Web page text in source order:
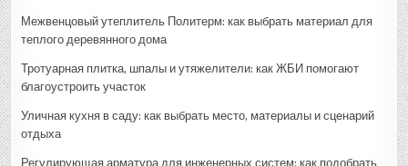
Межвенцовый утеплитель Политерм: как выбрать материал для
теплого деревянного дома
Тротуарная плитка, шпалы и утяжелители: как ЖБИ помогают
благоустроить участок
Уличная кухня в саду: как выбрать место, материалы и сценарий
отдыха
Регулирующая арматура для инженерных систем: как подобрать